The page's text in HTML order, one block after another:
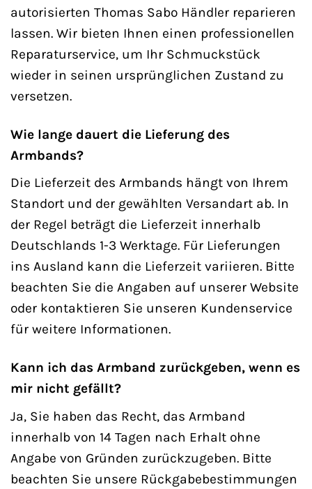
autorisierten Thomas Sabo Händler reparieren
lassen. Wir bieten Ihnen einen professionellen
Reparaturservice, um Ihr Schmuckstück
wieder in seinen ursprünglichen Zustand zu
versetzen.
Wie lange dauert die Lieferung des
Armbands?
Die Lieferzeit des Armbands hängt von Ihrem
Standort und der gewählten Versandart ab. In
der Regel beträgt die Lieferzeit innerhalb
Deutschlands 1-3 Werktage. Für Lieferungen
ins Ausland kann die Lieferzeit variieren. Bitte
beachten Sie die Angaben auf unserer Website
oder kontaktieren Sie unseren Kundenservice
für weitere Informationen.
Kann ich das Armband zurückgeben, wenn es
mir nicht gefällt?
Ja, Sie haben das Recht, das Armband
innerhalb von 14 Tagen nach Erhalt ohne
Angabe von Gründen zurückzugeben. Bitte
beachten Sie unsere Rückgabebestimmungen